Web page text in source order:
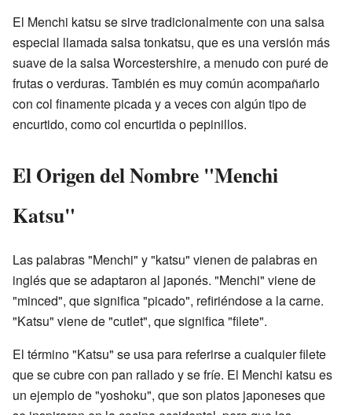
El Menchi katsu se sirve tradicionalmente con una salsa
especial llamada salsa tonkatsu, que es una versión más
suave de la salsa Worcestershire, a menudo con puré de
frutas o verduras. También es muy común acompañarlo
con col finamente picada y a veces con algún tipo de
encurtido, como col encurtida o pepinillos.
El Origen del Nombre "Menchi
Katsu"
Las palabras "Menchi" y "katsu" vienen de palabras en
inglés que se adaptaron al japonés. "Menchi" viene de
"minced", que significa "picado", refiriéndose a la carne.
"Katsu" viene de "cutlet", que significa "filete".
El término "Katsu" se usa para referirse a cualquier filete
que se cubre con pan rallado y se fríe. El Menchi katsu es
un ejemplo de "yoshoku", que son platos japoneses que